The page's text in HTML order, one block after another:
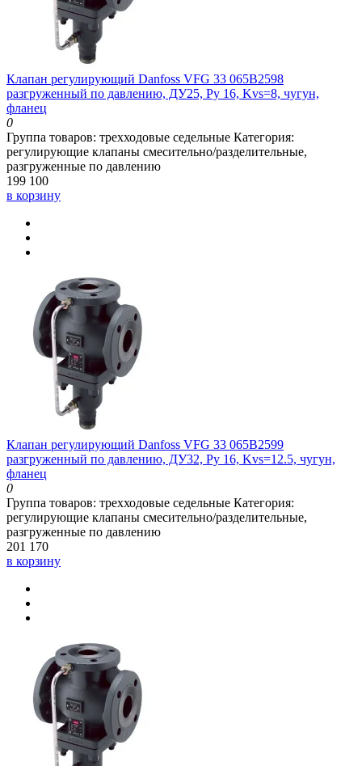
Клапан регулирующий Danfoss VFG 33 065B2598
разгруженный по давлению, ДУ25, Ру 16, Kvs=8, чугун,
фланец
0
Группа товаров: трехходовые седельные Категория:
регулирующие клапаны смесительно/разделительные,
разгруженные по давлению
199 100
в корзину
Клапан регулирующий Danfoss VFG 33 065B2599
разгруженный по давлению, ДУ32, Ру 16, Kvs=12.5, чугун,
фланец
0
Группа товаров: трехходовые седельные Категория:
регулирующие клапаны смесительно/разделительные,
разгруженные по давлению
201 170
в корзину